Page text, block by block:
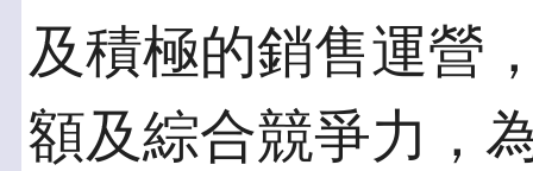
及積極的銷售運營
額及綜合競爭力，